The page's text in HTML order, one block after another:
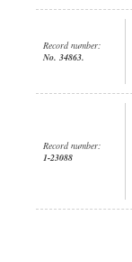
Record number:
No. 34863.
Record number:
1-23088